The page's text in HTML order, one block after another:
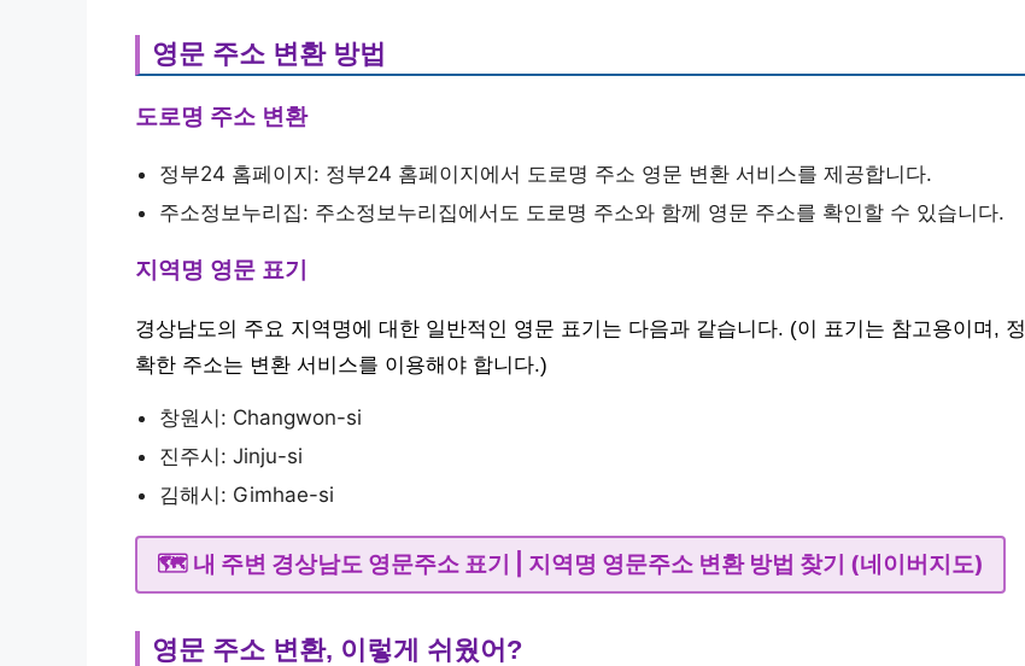
영문 주소 변환 방법
도로명 주소 변환
정부24 홈페이지: 정부24 홈페이지에서 도로명 주소 영문 변환 서비스를 제공합니다.
주소정보누리집: 주소정보누리집에서도 도로명 주소와 함께 영문 주소를 확인할 수 있습니다.
지역명 영문 표기
경상남도의 주요 지역명에 대한 일반적인 영문 표기는 다음과 같습니다. (이 표기는 참고용이며, 정
확한 주소는 변환 서비스를 이용해야 합니다.)
창원시: Changwon-si
진주시: Jinju-si
김해시: Gimhae-si
🗺️ 내 주변 경상남도 영문주소 표기 | 지역명 영문주소 변환 방법 찾기 (네이버지도)
영문 주소 변환, 이렇게 쉬웠어?